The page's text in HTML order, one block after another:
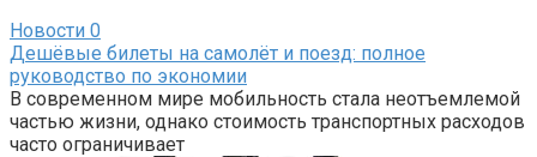
Новости 0
Дешёвые билеты на самолёт и поезд: полное
руководство по экономии
В современном мире мобильность стала неотъемлемой
частью жизни, однако стоимость транспортных расходов
часто ограничивает